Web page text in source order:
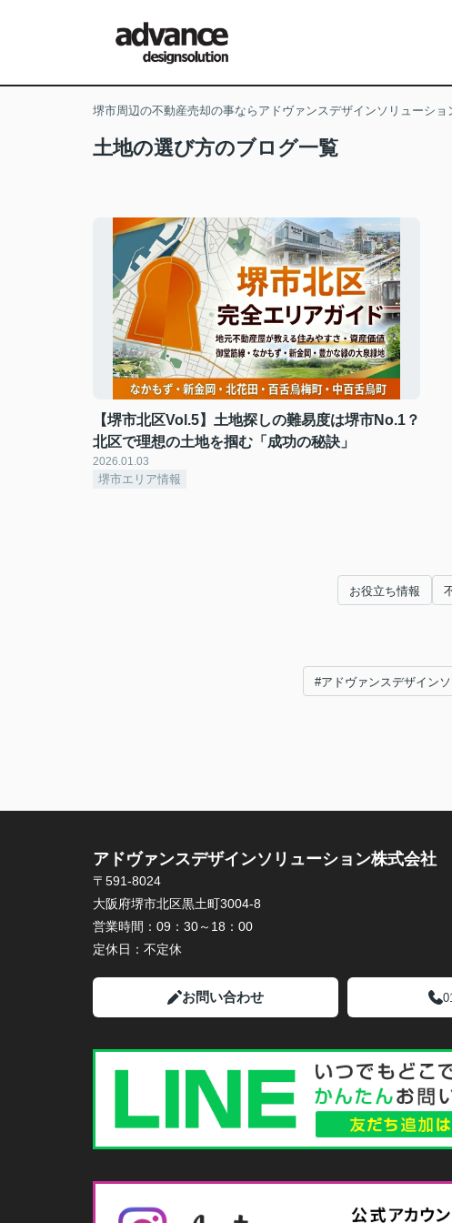
堺市周辺の不動産売却の事ならアドヴァンスデザインソリューショ
土地の選び方のブログ一覧
【堺市北区Vol.5】土地探しの難易度は堺市No.1？
北区で理想の土地を掴む「成功の秘訣」
2026.01.03
堺市エリア情報
お役立ち情報
#アドヴァンスデザイン
アドヴァンスデザインソリューション株式会社
〒591-8024
大阪府堺市北区黒土町3004-8
営業時間： 09：30～18：00
定休日： 不定休
お問い合わせ